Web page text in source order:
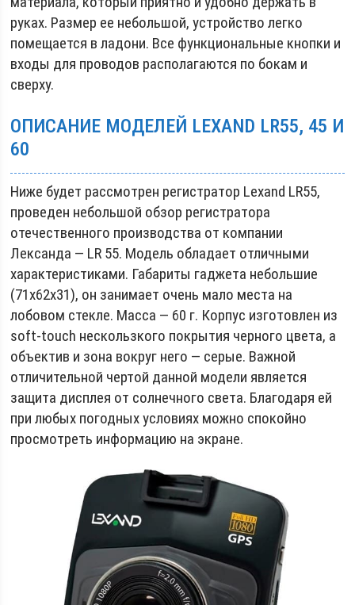
руках. Размер ее небольшой, устройство легко
помещается в ладони. Все функциональные кнопки и
входы для проводов располагаются по бокам и
сверху.
ОПИСАНИЕ МОДЕЛЕЙ LEXAND LR55, 45 И
60
Ниже будет рассмотрен регистратор Lexand LR55,
проведен небольшой обзор регистратора
отечественного производства от компании
Лександа — LR 55. Модель обладает отличными
характеристиками. Габариты гаджета небольшие
(71х62х31), он занимает очень мало места на
лобовом стекле. Масса — 60 г. Корпус изготовлен из
soft-touch нескользкого покрытия черного цвета, а
объектив и зона вокруг него — серые. Важной
отличительной чертой данной модели является
защита дисплея от солнечного света. Благодаря ей
при любых погодных условиях можно спокойно
просмотреть информацию на экране.